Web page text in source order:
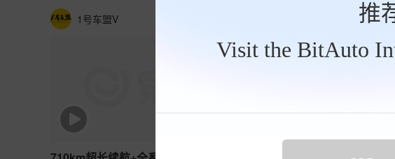
推
Visit the BitAuto
1号车盟V 尹哥普及新能源